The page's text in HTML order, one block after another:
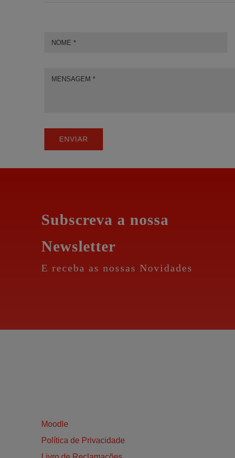
ENVIAR
Subscreva a nossa
Newsletter
E receba as nossas Novidades
Moodle
Política de Privacidade